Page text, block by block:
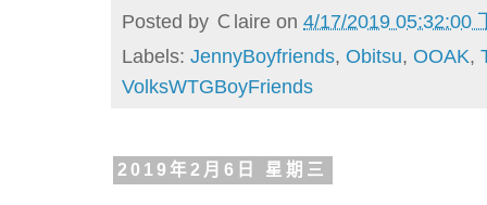
Posted by Ｃlaire on 4/17/2019 05:32:00
Labels: JennyBoyfriends, Obitsu, OOAK,
VolksWTGBoyFriends
2019年2月6日 星期三